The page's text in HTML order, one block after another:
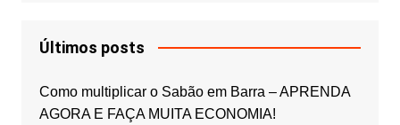
Últimos posts
Como multiplicar o Sabão em Barra – APRENDA
AGORA E FAÇA MUITA ECONOMIA!